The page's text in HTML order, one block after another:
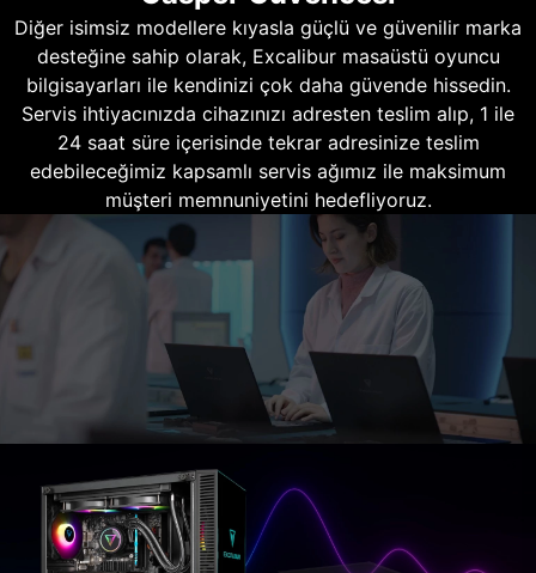
Diğer isimsiz modellere kıyasla güçlü ve güvenilir marka
desteğine sahip olarak, Excalibur masaüstü oyuncu
bilgisayarları ile kendinizi çok daha güvende hissedin.
Servis ihtiyacınızda cihazınızı adresten teslim alıp, 1 ile
24 saat süre içerisinde tekrar adresinize teslim
edebileceğimiz kapsamlı servis ağımız ile maksimum
müşteri memnuniyetini hedefliyoruz.